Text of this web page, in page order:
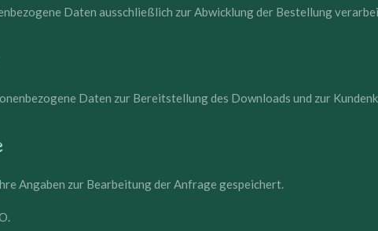
Daten ausschließlich zur Abwicklung der Bestellung
Daten zur Bereitstellung des Downloads und zur
Angaben zur Bearbeitung der Anfrage gespeichert.